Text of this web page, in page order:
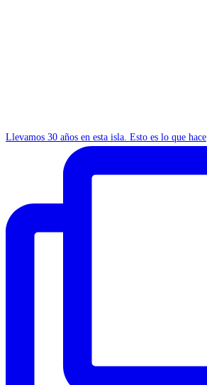
Llevamos 30 años en esta isla. Esto es lo que hace